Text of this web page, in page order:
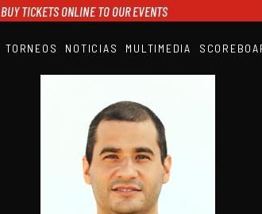
BUY TICKETS ONLINE TO OUR EVENTS
TORNEOS NOTICIAS MULTIMEDIA
CALENDARIO
TORNEOS
NOTICIAS
MULTIMEDIA
SCOREBOARD
STREAMING